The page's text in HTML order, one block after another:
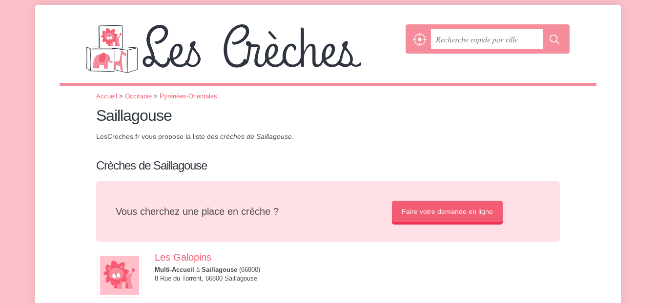
Accueil > Occitanie > Pyrénées-Orientales
Saillagouse
LesCreches.fr vous propose la liste des crèches de Saillagouse
Crèches de Saillagouse
Vous cherchez une place en crèche ? Faire votre demande en ligne
Les Galopins
Multi-Accueil à Saillagouse (66800)
8 Rue du Torrent, 66800 Saillagouse